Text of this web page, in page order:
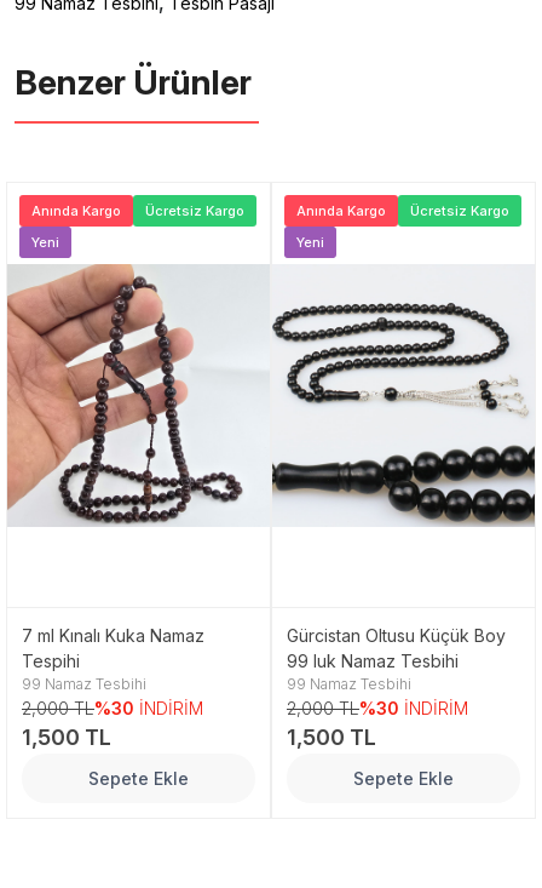
Benzer Ürünler ️
Anında Kargo
Ücretsiz Kargo
Yeni
7 ml Kınalı Kuka Namaz
Tespihi
99 Namaz Tesbihi
2,000 TL%30 İNDİRİM
1,500 TL
Sepete Ekle
Anında Kargo
Ücretsiz Kargo
Yeni
Gürcistan Oltusu Küçük Boy
99 luk Namaz Tesbihi
99 Namaz Tesbihi
2,000 TL%30 İNDİRİM
1,500 TL
Sepete Ekle